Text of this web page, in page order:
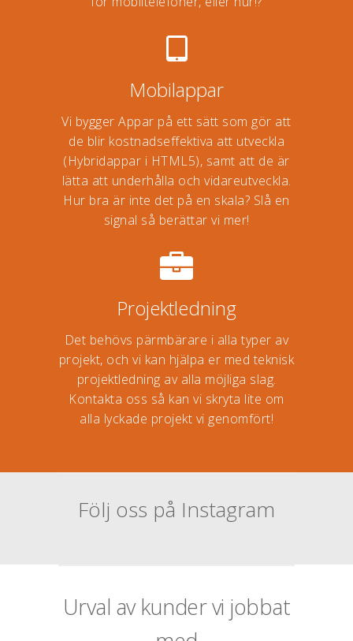
Mobilappar
Vi bygger Appar på ett sätt som gör att
de blir kostnadseffektiva att utveckla
(Hybridappar i HTML5), samt att de är
lätta att underhålla och vidareutveckla.
Hur bra är inte det på en skala? Slå en
signal så berättar vi mer!
Projektledning
Det behövs pärmbärare i alla typer av
projekt, och vi kan hjälpa er med teknisk
projektledning av alla möjliga slag.
Kontakta oss så kan vi skryta lite om
alla lyckade projekt vi genomfört!
Följ oss på Instagram
Urval av kunder vi jobbat